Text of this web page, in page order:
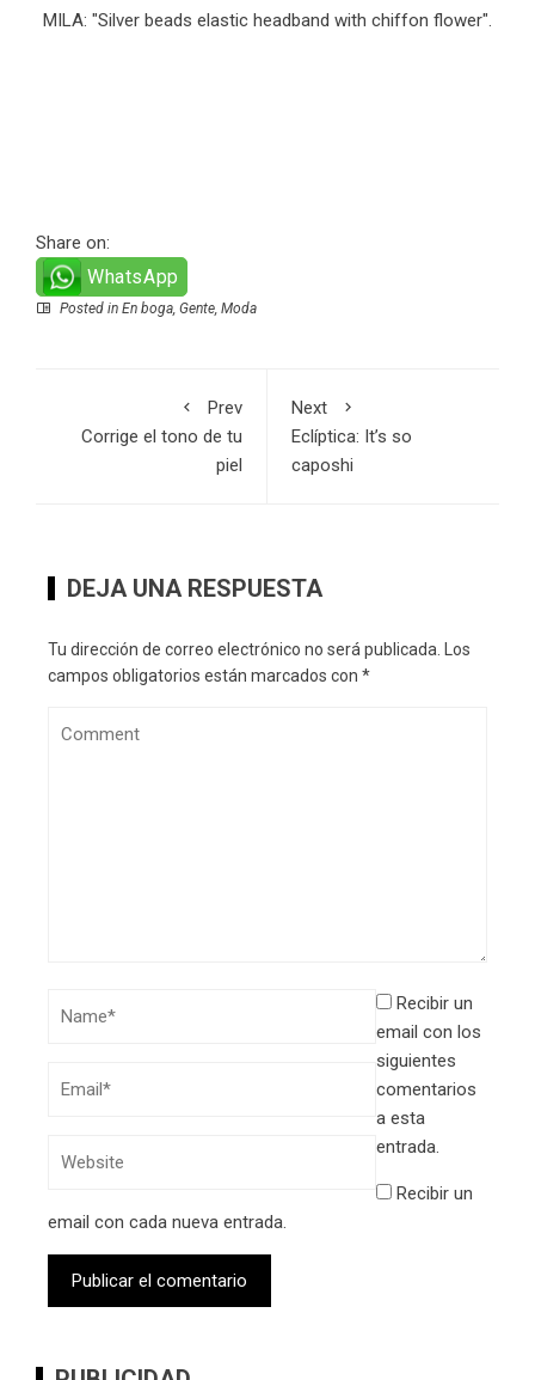
MILA: "Silver beads elastic headband with chiffon flower".
Share on:
WhatsApp
Posted in En boga, Gente, Moda
Prev
Corrige el tono de tu
piel
Next
Eclíptica: It’s so
caposhi
DEJA UNA RESPUESTA
Tu dirección de correo electrónico no será publicada.
Los
campos obligatorios están marcados con *
Recibir un
email con los
siguientes
comentarios
a esta
entrada.
Recibir un
email con cada nueva entrada.